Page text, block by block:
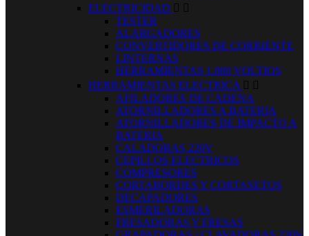
ELECTRICIDAD  
TESTER
ALARGADORES
CONVERTIDORES DE CORRIENTE
LINTERNAS
HERRAMIENTAS 1.000 VOLTIOS
HERRAMIENTAS ELECTRICA  
AFILADORES DE CADENA
ATORNILLADORES A BATERIA
ATORNILLADORES DE IMPACTO A
BATERIA
CALADORAS 220V
CEPILLOS ELECTRICOS
COMPRESORES
CORTABORDES Y CORTASETOS
DECAPADORES
ESMERILADORAS
FRESADORAS Y FRESAS